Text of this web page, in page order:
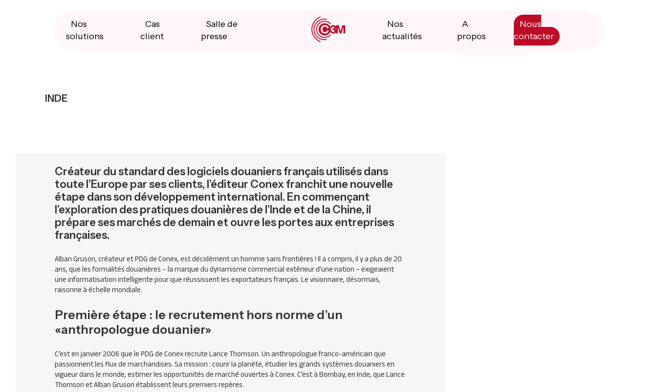
Nos
solutions
Cas
client
Salle de
presse
Nos
actualités
A
propos
Nous
contacter
INDE
Créateur du standard des logiciels douaniers français utilisés dans
toute l’Europe par ses clients, l’éditeur Conex franchit une nouvelle
étape dans son développement international. En commençant
l’exploration des pratiques douanières de l’Inde et de la Chine, il
prépare ses marchés de demain et ouvre les portes aux entreprises
françaises.
Alban Gruson, créateur etPDGde Conex, est décidément un homme sans frontières ! Il a compris, il y a plus de 20
ans, que les formalités douanières – la marque du dynamisme commercial extérieur d’une nation – exigeaient
une informatisation intelligente pour que réussissent les exportateurs français. Le visionnaire, désormais,
raisonne à échelle mondiale.
Première étape : le recrutement hors norme d’un
«anthropologue douanier»
C’est en janvier 2006 que lePDGde Conex recrute Lance Thomson. Un anthropologue franco-américain que
passionnent les flux de marchandises. Sa mission : courir la planète, étudier les grands systèmes douaniers en
vigueur dans le monde, estimer les opportunités de marché ouvertes à Conex. C’est à Bombay, en Inde, que Lance
Thomson et Alban Gruson établissent leurs premiers repères.